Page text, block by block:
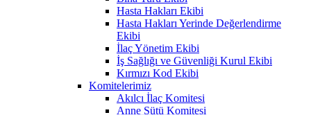
Hasta Hakları Ekibi
Hasta Hakları Yerinde Değerlendirme
Ekibi
İlaç Yönetim Ekibi
İş Sağlığı ve Güvenliği Kurul Ekibi
Kırmızı Kod Ekibi
Komitelerimiz
Akılcı İlaç Komitesi
Anne Sütü Komitesi